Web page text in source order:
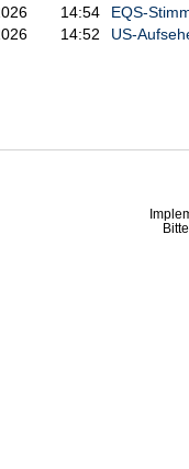
14:54
EQS-
14:52 US-